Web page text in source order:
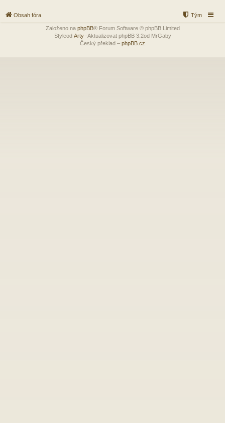
Obsah fóra Tým
Založeno na phpBB® Forum Software © phpBB Limited
Styleod Arty-Aktualizovat phpBB 3.2od MrGaby
Český překlad – phpBB.cz